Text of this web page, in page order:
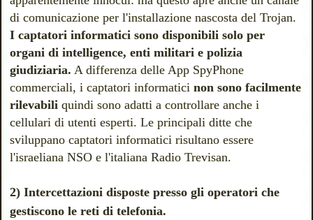
di comunicazione per l'installazione nascosta del Trojan.
I captatori informatici sono disponibili solo per
organi di intelligence, enti militari e polizia
giudiziaria. A differenza delle App SpyPhone
commerciali, i captatori informaticinon sono facilmente
rilevabili quindi sono adatti a controllare anche i
cellulari di utenti esperti. Le principali ditte che
sviluppano captatori informatici risultano essere
l'israeliana NSO e l'italiana Radio Trevisan.
2) Intercettazioni disposte presso gli operatori che
gestiscono le reti di telefonia.